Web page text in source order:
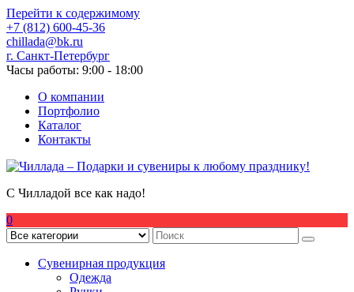
Перейти к содержимому
+7 (812) 600-45-36
chillada@bk.ru
г. Санкт-Петербург
Часы работы: 9:00 - 18:00
О компании
Портфолио
Каталог
Контакты
С Чилладой все как надо!
0
Сувенирная продукция
Одежда